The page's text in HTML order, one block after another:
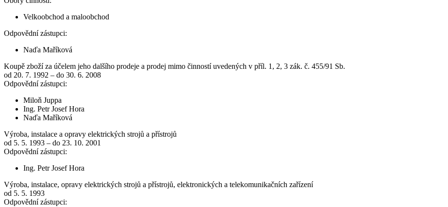
Velkoobchod a maloobchod
Odpovědní zástupci:
Naďa Maříková
Koupě zboží za účelem jeho dalšího prodeje a prodej mimo činností uvedených v příl. 1, 2, 3 zák. č. 455/91 Sb.
od 20. 7. 1992 – do 30. 6. 2008
Odpovědní zástupci:
Miloň Juppa
Ing. Petr Josef Hora
Naďa Maříková
Výroba, instalace a opravy elektrických strojů a přístrojů
od 5. 5. 1993 – do 23. 10. 2001
Odpovědní zástupci:
Ing. Petr Josef Hora
Výroba, instalace, opravy elektrických strojů a přístrojů, elektronických a telekomunikačních zařízení
od 5. 5. 1993
Odpovědní zástupci: